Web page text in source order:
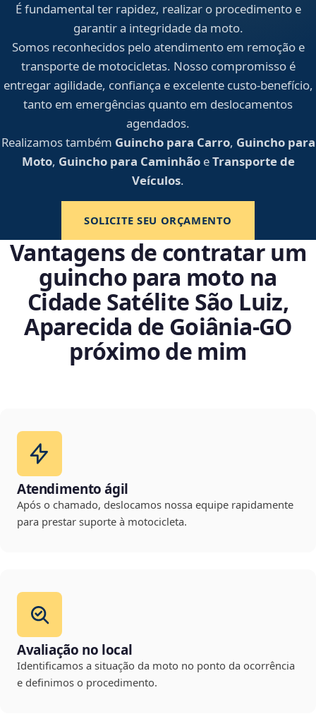
É fundamental ter rapidez, realizar o procedimento e
garantir a integridade da moto.
Somos reconhecidos pelo atendimento em remoção e
transporte de motocicletas. Nosso compromisso é
entregar agilidade, confiança e excelente custo-benefício,
tanto em emergências quanto em deslocamentos
agendados.
Realizamos também Guincho para Carro, Guincho para
Moto, Guincho para CaminhãoeTransporte de
Veículos.
SOLICITE SEU ORÇAMENTO
Vantagens de contratar um
guincho para moto na
Cidade Satélite São Luiz,
Aparecida de Goiânia‑GO
próximo de mim
Atendimento ágil
Após o chamado, deslocamos nossa equipe rapidamente
para prestar suporte à motocicleta.
Avaliação no local
Identificamos a situação da moto no ponto da ocorrência
e definimos o procedimento.